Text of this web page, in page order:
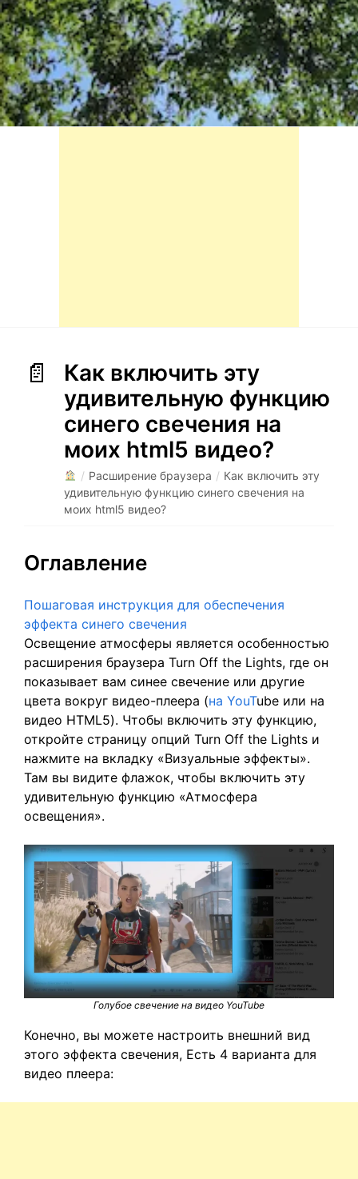
Как включить эту
удивительную функцию
синего свечения на
моих html5 видео?
/ Расширение браузера / Как включить эту
удивительную функцию синего свечения на
моих html5 видео?
Оглавление
Пошаговая инструкция для обеспечения
эффекта синего свечения
Освещение атмосферы является особенностью
расширения браузера Turn Off the Lights, где он
показывает вам синее свечение или другие
цвета вокруг видео-плеера (на YouTube или на
видео HTML5). Чтобы включить эту функцию,
откройте страницу опций Turn Off the Lights и
нажмите на вкладку «Визуальные эффекты».
Там вы видите флажок, чтобы включить эту
удивительную функцию «Атмосфера
освещения».
Голубое свечение на видео YouTube
Конечно, вы можете настроить внешний вид
этого эффекта свечения, Есть 4 варианта для
видео плеера: